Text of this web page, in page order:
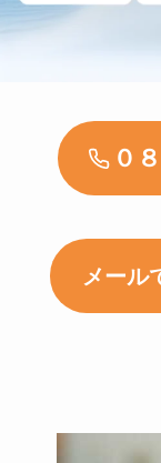
０８
メール